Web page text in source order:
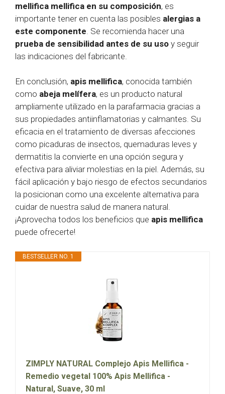
mellifica mellifica en su composición, es
importante tener en cuenta las posibles alergias a
este componente . Se recomienda hacer una
prueba de sensibilidad antes de su uso y seguir
las indicaciones del fabricante.
En conclusión, apis mellifica, conocida también
como abeja melífera, es un producto natural
ampliamente utilizado en la parafarmacia gracias a
sus propiedades antiinflamatorias y calmantes. Su
eficacia en el tratamiento de diversas afecciones
como picaduras de insectos, quemaduras leves y
dermatitis la convierte en una opción segura y
efectiva para aliviar molestias en la piel. Además, su
fácil aplicación y bajo riesgo de efectos secundarios
la posicionan como una excelente alternativa para
cuidar de nuestra salud de manera natural.
¡Aprovecha todos los beneficios que apis mellifica
puede ofrecerte!
BESTSELLER NO. 1
ZIMPLY NATURAL Complejo Apis Mellifica -
Remedio vegetal 100% Apis Mellifica -
Natural, Suave, 30 ml